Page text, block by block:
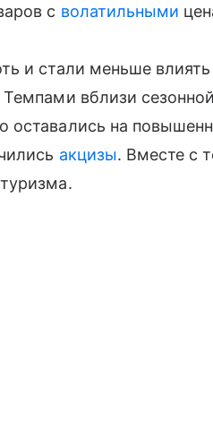
с волатильными
и стали меньше
вблизи
на
акцизы. Вместе с